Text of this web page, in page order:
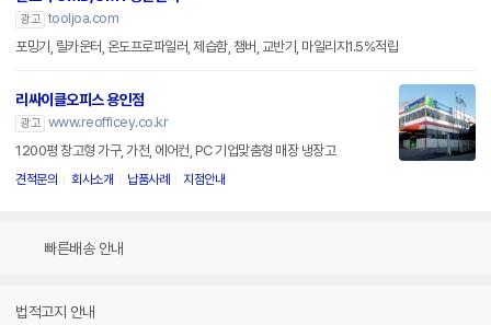
광고 tooljoa.com
포밍기, 릴카운터, 온도프로파일러, 제습함, 챔버, 교반기, 마일리지1.5%적립
리싸이클오피스 용인점
광고 www.reofficey.co.kr
1200평 창고형 가구, 가전, 에어컨, PC 기업맞춤형 매장 냉장고
견적문의 회사소개 납품사례 지점안내
빠른배송 안내
법적고지 안내